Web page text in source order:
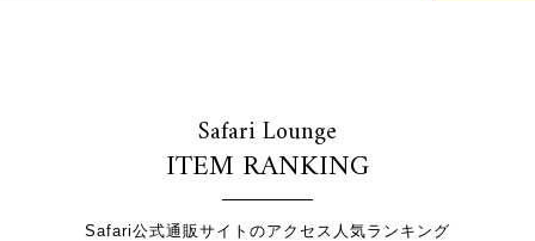
Safari Lounge
ITEM RANKING
Safari公式通販サイトのアクセス人気ランキング